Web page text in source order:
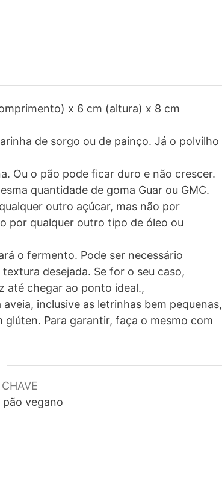
x 6 cm (altura) x 8 cm
de sorgo ou de painço. Já o polvilho
Ou o pão pode ficar duro e não crescer.
quantidade de goma Guar ou GMC.
outro açúcar, mas não por
por qualquer outro tipo de óleo ou
o fermento. Pode ser necessário
desejada. Se for o seu caso,
até chegar ao ponto ideal.,
inclusive as letrinhas bem pequenas,
Para garantir, faça o mesmo com
pão vegano